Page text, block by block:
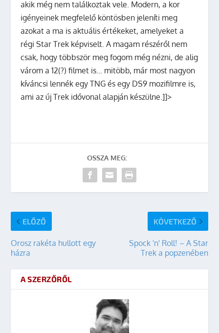
akik még nem találkoztak vele. Modern, a kor
igényeinek megfelelő köntösben jeleníti meg
azokat a ma is aktuális értékeket, amelyeket a
régi Star Trek képviselt. A magam részéről nem
csak, hogy többször meg fogom még nézni, de alig
várom a 12(?) filmet is… mitöbb, már most nagyon
kíváncsi lennék egy TNG és egy DS9 mozifilmre is,
ami az új Trek idővonal alapján készülne.]]>
OSSZA MEG:
ELŐZŐ
Orosz rakéta hullott egy
házra
KÖVETKEZŐ
Spock 'n' Roll! – A Star
Trek a popzenében
A SZERZŐRŐL